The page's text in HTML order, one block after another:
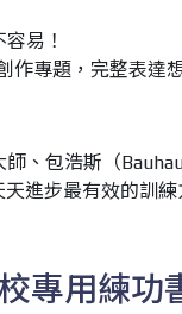
易！
作專題，完整表達
師、包浩斯（
進步最有效的訓
專用練功